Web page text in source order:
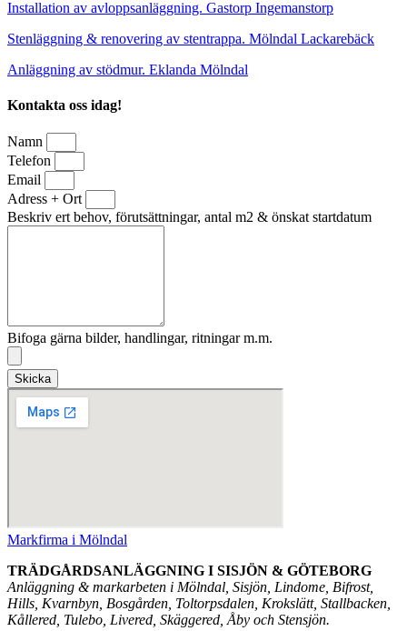
Installation av avloppsanläggning. Gastorp Ingemanstorp
Stenläggning & renovering av stentrappa. Mölndal Lackarebäck
Anläggning av stödmur. Eklanda Mölndal
Kontakta oss idag!
Namn
Telefon
Email
Adress + Ort
Beskriv ert behov, förutsättningar, antal m2 & önskat startdatum
Bifoga gärna bilder, handlingar, ritningar m.m.
Skicka
Markfirma i Mölndal
TRÄDGÅRDSANLÄGGNING I SISJÖN & GÖTEBORG
Anläggning & markarbeten i Mölndal, Sisjön, Lindome, Bifrost,
Hills, Kvarnbyn, Bosgården, Toltorpsdalen, Krokslätt, Stallbacken,
Kållered, Tulebo, Livered, Skäggered, Åby och Stensjön.